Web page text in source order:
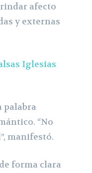
afecto
y externas
Iglesias
palabra
“No
manifestó.
forma clara